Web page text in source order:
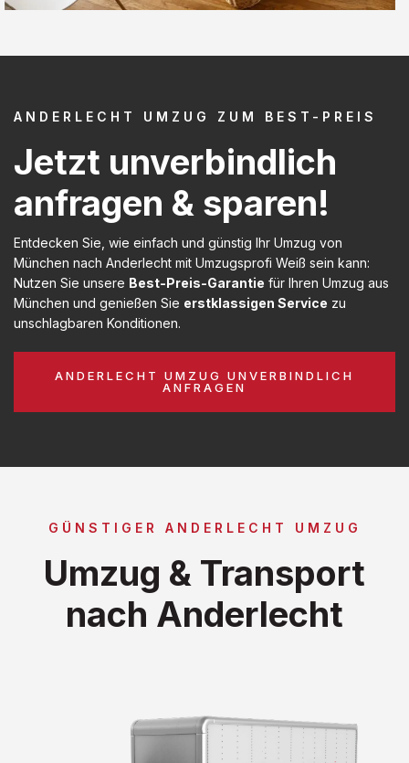
ANDERLECHT UMZUG ZUM BEST-PREIS
Jetzt unverbindlich
anfragen & sparen!
Entdecken Sie, wie einfach und günstig Ihr Umzug von
München nach Anderlecht mit Umzugsprofi Weiß sein kann:
Nutzen Sie unsere Best-Preis-Garantie für Ihren Umzug aus
München und genießen Sie erstklassigen Service zu
unschlagbaren Konditionen.
ANDERLECHT UMZUG UNVERBINDLICH
ANFRAGEN
GÜNSTIGER ANDERLECHT UMZUG
Umzug & Transport
nach Anderlecht